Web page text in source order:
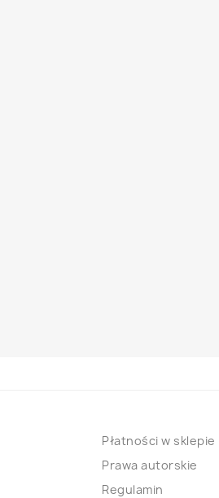
Płatności w sklepie
Prawa autorskie
Regulamin